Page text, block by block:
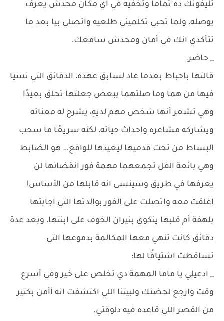
تليفونك ده تماما وتخفيه في أي مكان محدش يعرف
يوصله، ولما تحبي تكلميني طلعيه واتصلي بيا بعد ما
تتأكدي انك في أمان ومحدش سامعك.
_ حاضر.
قالتها باحباط بعدما عاد لسابق عهده، الدقائق التي نسيا
فيها من هما وما صلتهما ببعض جعلتها تحلق بعيدًا
وهي تشعر أنها شخص مهم لديهِ، يشرح له معناته
ويشاركه مشاعره واحداث حياته، لكنه سريعًا ما سحب
البساط من تحت قدميها ليعيدها للواقع… هو الضابط
وهي بائعة الفل تجمعهما مهمة فور انقضائها لن
يعرفها في طريق وسينسى انه قابلها من الأساس!
اغلقت معه واتصلت على الفور بوالدتها التي اجابتها
بلهفة أم قلبها ينكوي بنيران الخوف على ابنتها، وبعد عدة
دقائق كانت تنهي معها المكالمة بدموعها التي
تساقطت اشتياقًا لها:
_ ادعيلي يا ماما المهمة دي تخلص على خير وفي أسرع
وقت وارجع لحضنك ولبيتنا اللي اكتشفت انه أأمن بكتير
من القصر اللي قاعده فيه دلوقتي.